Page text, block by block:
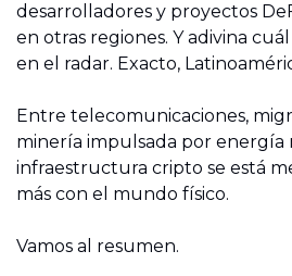
desarrolladores y proyectos
en otras regiones. Y adivina
en el radar. Exacto,
Entre telecomunicaciones,
minería impulsada por energía
infraestructura cripto se está
más con el mundo físico.
Vamos al resumen.